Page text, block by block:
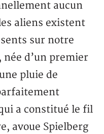
aucun
aliens existent
sur notre
d’un premier
pluie de
a constitué le fil
avoue Spielberg